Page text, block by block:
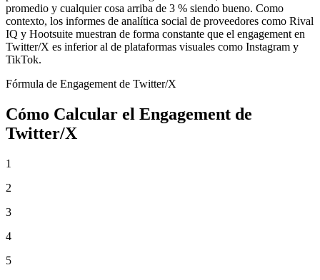
promedio y cualquier cosa arriba de 3 % siendo bueno. Como
contexto, los informes de analítica social de proveedores como Rival
IQ y Hootsuite muestran de forma constante que el engagement en
Twitter/X es inferior al de plataformas visuales como Instagram y
TikTok.
Fórmula de Engagement de Twitter/X
Cómo Calcular el Engagement de
Twitter/X
1
2
3
4
5